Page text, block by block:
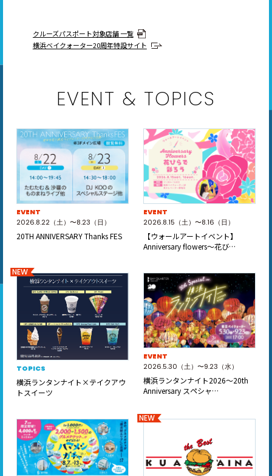
クルーズパスポート対象店舗 一覧
横浜ベイクォーター20周年特設サイト
EVENT & TOPICS
EVENT
2026.8.22（土）〜8.23（日）
20TH ANNIVERSARY Thanks FES
EVENT
2026.8.15（土）〜8.16（日）
【ウォールアートイベント】
Anniversary flowers～花び…
NEW
TOPICS
横浜ランタンナイト×テイクアウ
トスイーツ
EVENT
2026.5.30（土）〜9.23（水）
横浜ランタンナイト2026～20th
Anniversary スペシャ…
NEW